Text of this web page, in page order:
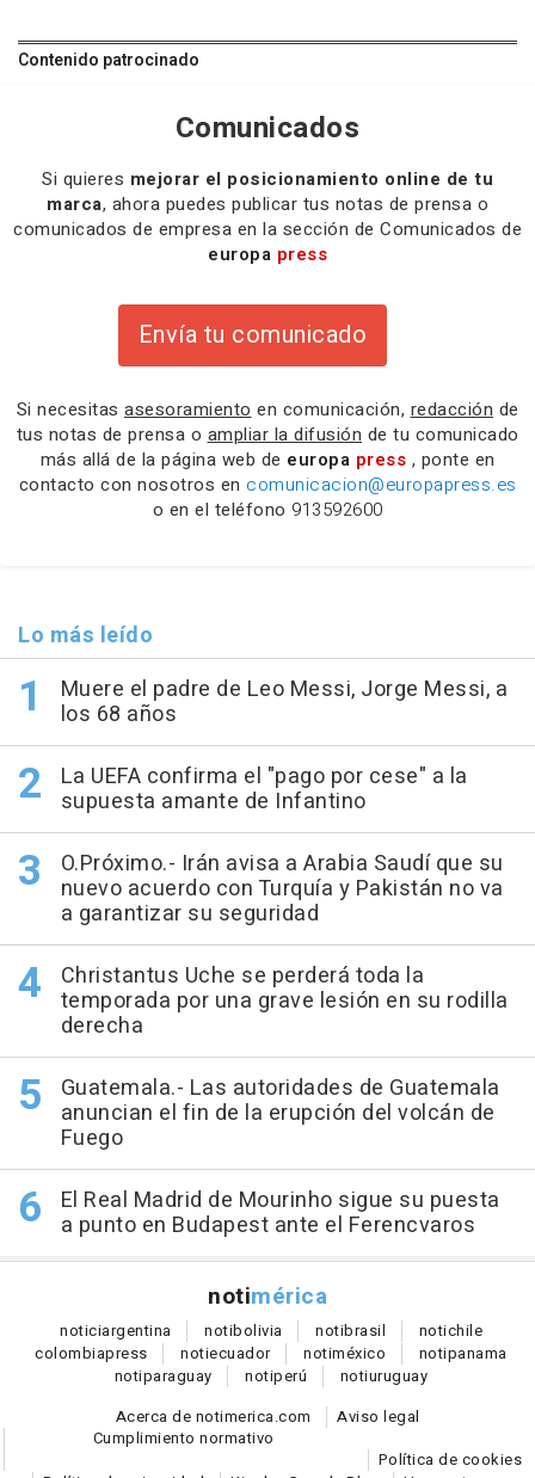
Contenido patrocinado
Comunicados
Si quieres mejorar el posicionamiento online de tu
marca, ahora puedes publicar tus notas de prensa o
comunicados de empresa en la sección de Comunicados de
europa press
Envía tu comunicado
Si necesitas asesoramiento en comunicación, redacción de
tus notas de prensa o ampliar la difusión de tu comunicado
más allá de la página web de europa press , ponte en
contacto con nosotros en comunicacion@europapress.es
o en el teléfono 913592600
Lo más leído
Muere el padre de Leo Messi, Jorge Messi, a
los 68 años
La UEFA confirma el "pago por cese" a la
supuesta amante de Infantino
O.Próximo.- Irán avisa a Arabia Saudí que su
nuevo acuerdo con Turquía y Pakistán no va
a garantizar su seguridad
Christantus Uche se perderá toda la
temporada por una grave lesión en su rodilla
derecha
Guatemala.- Las autoridades de Guatemala
anuncian el fin de la erupción del volcán de
Fuego
El Real Madrid de Mourinho sigue su puesta
a punto en Budapest ante el Ferencvaros
notimérica
noticiargentina notibolivia notibrasil notichile
colombiapress notiecuador notiméxico notipanama
notiparaguay notiperú notiuruguay
Acerca de notimerica.com
Aviso legal
Cumplimiento normativo
Política de cookies